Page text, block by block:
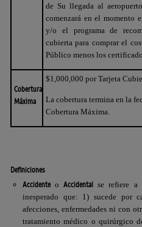
de Su llegada al
comenzará en el momento
y/o el programa de
cubierta para comprar el
Público menos los
Cobertura
Máxima
$1,000,000 por Tarjeta
La cobertura termina en la
Cobertura Máxima.
Definiciones
AccidenteoAccidental se refiere a
inesperado que: 1) sucede por
afecciones, enfermedades ni con
tratamiento médico o quirúrgico